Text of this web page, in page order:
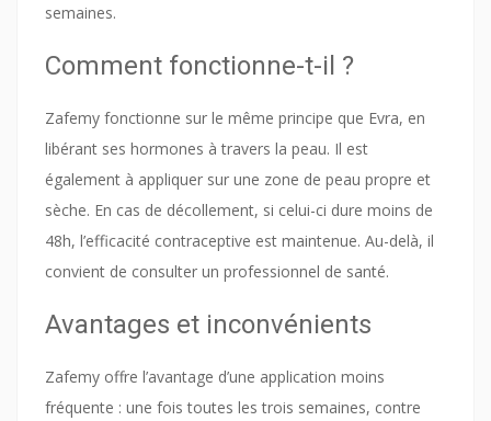
semaines.
Comment fonctionne-t-il ?
Zafemy fonctionne sur le même principe que Evra, en
libérant ses hormones à travers la peau. Il est
également à appliquer sur une zone de peau propre et
sèche. En cas de décollement, si celui-ci dure moins de
48h, l’efficacité contraceptive est maintenue. Au-delà, il
convient de consulter un professionnel de santé.
Avantages et inconvénients
Zafemy offre l’avantage d’une application moins
fréquente : une fois toutes les trois semaines, contre